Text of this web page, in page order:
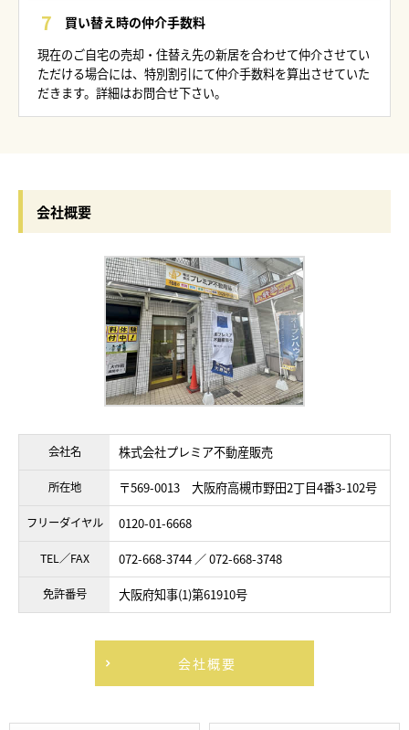
買い替え時の仲介手数料
現在のご自宅の売却・住替え先の新居を合わせて仲介させてい
ただける場合には、特別割引にて仲介手数料を算出させていた
だきます。詳細はお問合せ下さい。
会社概要
会社名 株式会社プレミア不動産販売
所在地 〒569-0013 大阪府高槻市野田2丁目4番3-102号
フリーダイヤル 0120-01-6668
TEL／FAX 072-668-3744 ／ 072-668-3748
免許番号 大阪府知事(1)第61910号
会社概要